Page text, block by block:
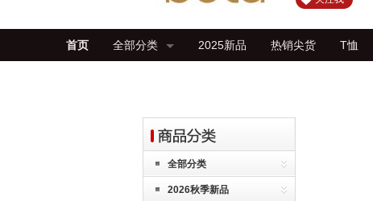
首页 全部分类 2025新品 热销尖货 T恤
全部分类
2026秋季新品